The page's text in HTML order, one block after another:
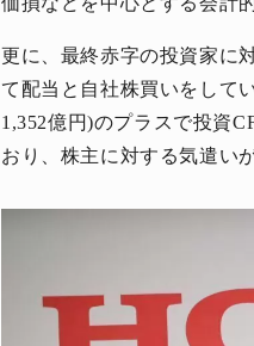
更に、最終赤字の投資家に
て配当と自社株買いをして
1,352億円)のプラスで投資
おり、株主に対する気遣い